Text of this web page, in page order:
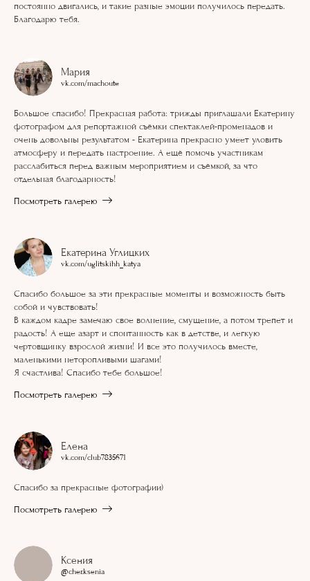
постоянно двигались, и такие разные эмоции получилось передать.
Благодарю тебя.
Мария
vk.com/machoute
Большое спасибо! Прекрасная работа: трижды приглашали Екатерину
фотографом для репортажной съёмки спектаклей-променадов и
очень довольны результатом - Екатерина прекрасно умеет уловить
атмосферу и передать настроение. А ещё помочь участникам
расслабиться перед важным мероприятием и съёмкой, за что
отдельная благодарность!
Посмотреть галерею
Екатерина Углицких
vk.com/uglitskihh_katya
Спасибо большое за эти прекрасные моменты и возможность быть
собой и чувствовать!
В каждом кадре замечаю свое волнение, смущение, а потом трепет и
радость! А еще азарт и спонтанность как в детстве, и легкую
чертовщинку взрослой жизни! И все это получилось вместе,
маленькими неторопливыми шагами!
Я счастлива! Спасибо тебе большое!
Посмотреть галерею
Елена
vk.com/club7835671
Спасибо за прекрасные фотографии)
Посмотреть галерею
Ксения
@cher.ksenia